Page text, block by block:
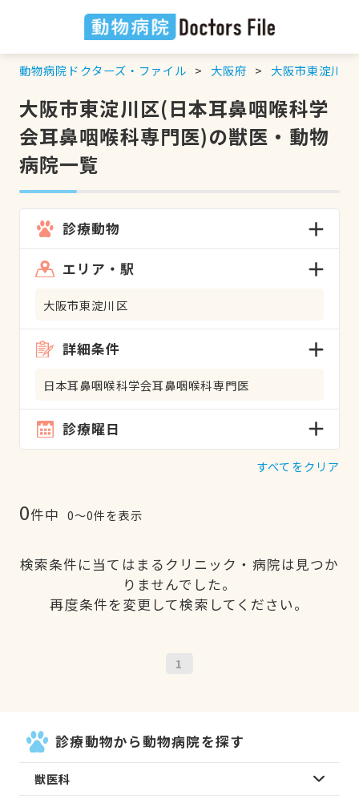
動物病院ドクターズ・ファイル 大阪府 大阪市東淀川区
大阪市東淀川区(日本耳鼻咽喉科学
会耳鼻咽喉科専門医)の獣医・動物
病院一覧
診療動物
エリア・駅
大阪市東淀川区
詳細条件
日本耳鼻咽喉科学会耳鼻咽喉科専門医
診療曜日
すべてをクリア
0件中 0〜0件を表示
検索条件に当てはまるクリニック・病院は見つか
りませんでした。
再度条件を変更して検索してください。
1
診療動物から動物病院を探す
獣医科